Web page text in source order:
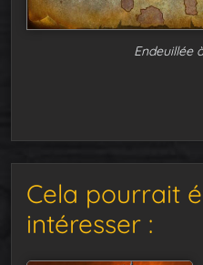
Endeuillée
Cela pourrait
intéresser :